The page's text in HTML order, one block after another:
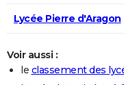
Lycée Pierre d'Aragon
Voir aussi :
le classement des